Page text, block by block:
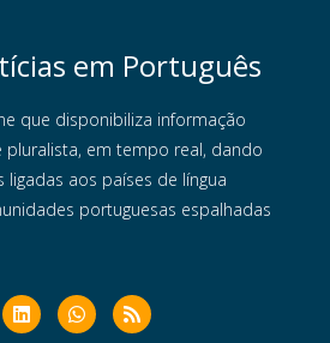
em Português
que disponibiliza informação
pluralista, em tempo real, dando
ligadas aos países de língua
portuguesas espalhadas